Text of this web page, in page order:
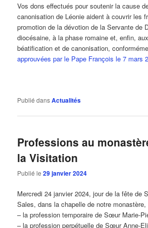
Vos dons effectués pour soutenir la cause
canonisation de Léonie aident à couvrir les
promotion de la dévotion de la Servante de
diocésaine, à la phase romaine et, enfin,
béatification et de canonisation,
approuvées par le Pape François le 7 mars
Publié dansActualités
Professions au
la Visitation
Publié le29 janvier 2024
Mercredi 24 janvier 2024, jour de la fête de
Sales, dans la chapelle de notre
– la profession temporaire de Sœur Marie-
– la profession perpétuelle de Sœur Anne-